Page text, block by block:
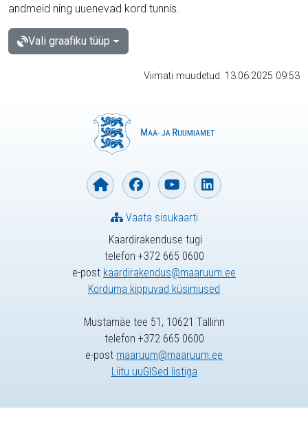
andmeid ning uuenevad kord tunnis.
Vali graafiku tüüp
Viimati muudetud: 13.06.2025 09:53
Kaardirakenduse tugi
telefon +372 665 0600
e-post kaardirakendus@maaruum.ee
Korduma kippuvad küsimused
Vaata sisukaarti
Mustamäe tee 51, 10621 Tallinn
telefon +372 665 0600
e-post maaruum@maaruum.ee
Liitu uuGISed listiga